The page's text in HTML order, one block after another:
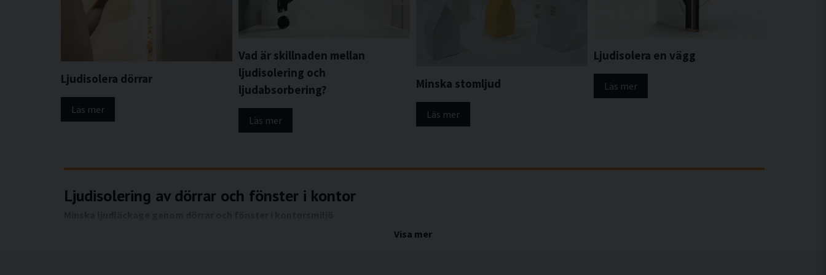
Ljudisolera dörrar
Läs mer
Vad är skillnaden mellan
ljudisolering och
ljudabsorbering?
Läs mer
Minska stomljud
Läs mer
Ljudisolera en vägg
Läs mer
Ljudisolering av dörrar och fönster i kontor
I kontorsmiljöer är dörrar och fönster ofta de svagaste punkterna när det gäller ljudisolering. Även om väggar, golv och tak är väl utförda kan ljud enkelt ta sig igenom
Visa mer